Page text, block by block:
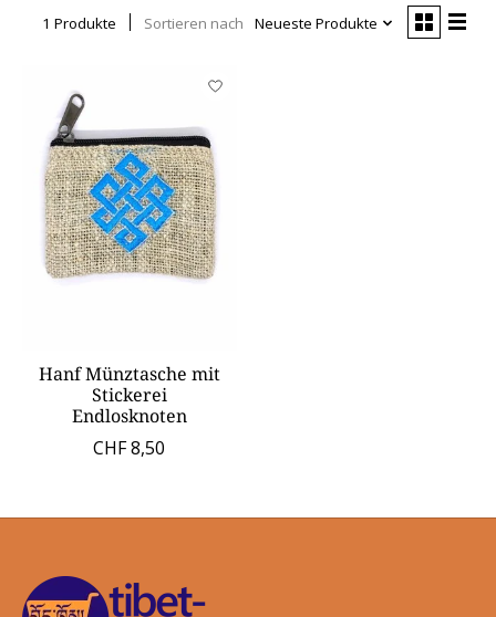
1 Produkte Sortieren nach Neueste Produkte
Hanf Münztasche mit
Stickerei
Endlosknoten
CHF 8,50